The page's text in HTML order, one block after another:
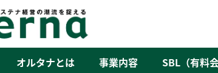
オルタナとは 事業内容 SBL（有料